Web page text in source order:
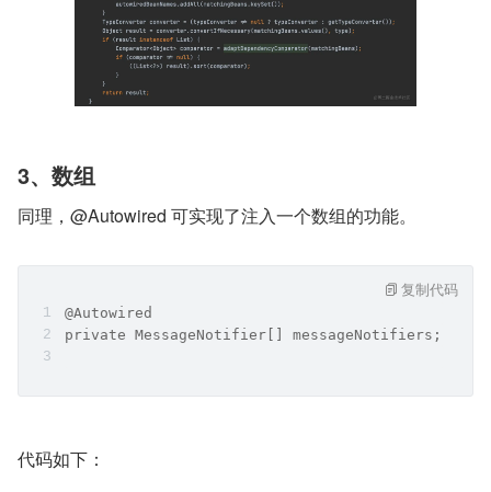
3、数组
同理，@Autowired 可实现了注入一个数组的功能。
@Autowired
private MessageNotifier[] messageNotifiers;
复制代码
代码如下：